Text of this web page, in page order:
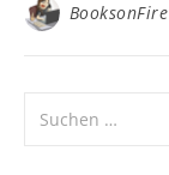
BooksonFire